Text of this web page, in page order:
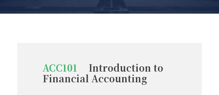
ACC101
Introduction to
Financial Accounting